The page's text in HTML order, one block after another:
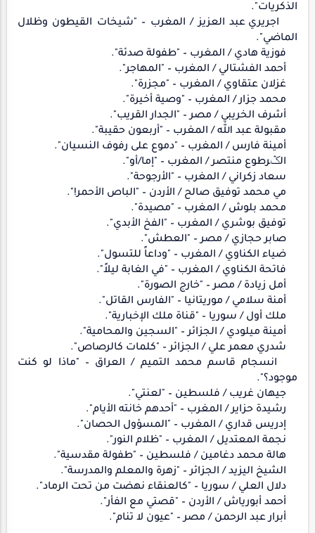
الذكريات".
اجريري عبد العزيز / المغرب – "شيخات القيطون وظلال
الماضي".
فوزية هادي / المغرب – "طفولة صدئة".
أحمد الفشتالي / المغرب – "المهاجر".
غزلان عتقاوي / المغرب – "مجزرة".
محمد جزار / المغرب – "وصية أخيرة".
أشرف الخريبي / مصر – "الجدار القريب".
مقبولة عبد الله / المغرب – "أربعون حقيبة".
أمينة فارس / المغرب – "دموع على رفوف النسيان".
الݣرطوع منتصر / المغرب – "إما/أو".
سعاد زكراني / المغرب – "الأرجوحة".
مي محمد توفيق صالح / الأردن – "الباص الأحمر!".
محمد بلوش / المغرب – "مصيدة".
توفيق بوشري / المغرب – "الفخ الأبدي".
صابر حجازي / مصر – "العطش".
ضياء الكناوي / المغرب – "وداعاً للتسول".
فاتحة الكناوي / المغرب – "في الغابة ليلاً".
أمل زيادة / مصر – "خارج الصورة".
أمنة سلامي / موريتانيا – "الفارس القاتل".
ملك أول / سوريا – "قناة ملك الإخبارية".
أمينة ميلودي / الجزائر – "السجين والمحامية".
شدري معمر علي / الجزائر – "كلمات كالرصاص".
انسجام قاسم محمد التميم / العراق – "ماذا لو كنت
موجود؟".
جيهان غريب / فلسطين – "لعنتي".
رشيدة حزاير / المغرب – "أحدهم خانته الأيام".
إدريس قداري / المغرب – "المسؤول الحصان".
نجمة المعتديل / المغرب – "ظلام النور".
هالة محمد دغامين / فلسطين – "طفولة مقدسية".
الشيخ اليزيد / الجزائر – "زهرة والمعلم والمدرسة".
دلال العلي / سوريا – "كالعنقاء نهضت من تحت الرماد".
أحمد أبورياش / الأردن – "قصتي مع الفأر".
أبرار عبد الرحمن / مصر – "عيون لا تنام".